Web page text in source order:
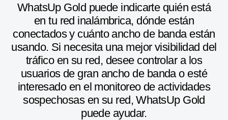
WhatsUp Gold puede indicarte quién está
en tu red inalámbrica, dónde están
conectados y cuánto ancho de banda están
usando. Si necesita una mejor visibilidad del
tráfico en su red, desee controlar a los
usuarios de gran ancho de banda o esté
interesado en el monitoreo de actividades
sospechosas en su red, WhatsUp Gold
puede ayudar.